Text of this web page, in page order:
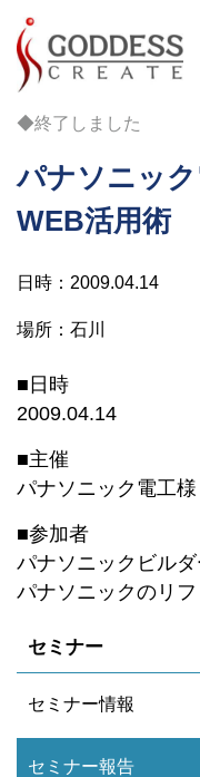
◆終了しました
パナソニッ
WEB活用術
日時：2009.04.14
場所：石川
■日時
2009.04.14
■主催
パナソニック電工様
■参加者
パナソニックビル
パナソニックのリ
セミナー
セミナー情報
セミナー報告